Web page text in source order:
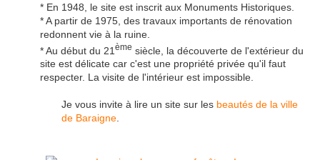
* En 1948, le site est inscrit aux Monuments Historiques.
* A partir de 1975, des travaux importants de rénovation
redonnent vie à la ruine.
* Au début du 21 ème siècle, la découverte de l'extérieur du
site est délicate car c'est une propriété privée qu'il faut
respecter. La visite de l'intérieur est impossible.
Je vous invite à lire un site sur les beautés de la ville
de Baraigne